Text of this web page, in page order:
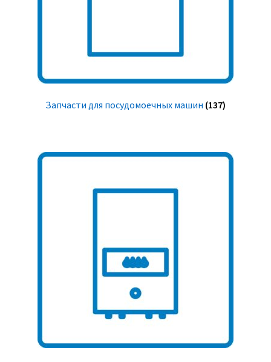
Запчасти для посудомоечных машин (137)